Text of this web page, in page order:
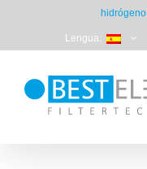
hidrógeno
Lengua: